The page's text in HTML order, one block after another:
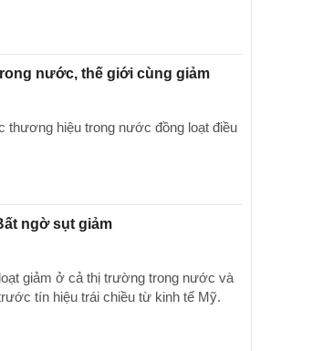
nước, thế giới cùng giảm
thương hiệu trong nước đồng loạt điều
ngờ sụt giảm
giảm ở cả thị trường trong nước và
tín hiệu trái chiều từ kinh tế Mỹ.